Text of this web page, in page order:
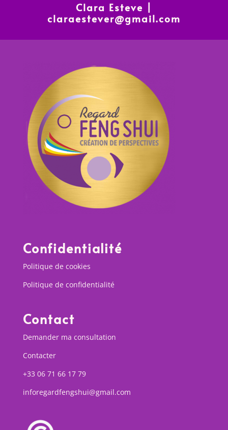
Clara Esteve |
claraestever@gmail.com
Confidentialité
Politique de cookies
Politique de confidentialité
Contact
Demander ma consultation
Contacter
+33 06 71 66 17 79
inforegardfengshui@gmail.com